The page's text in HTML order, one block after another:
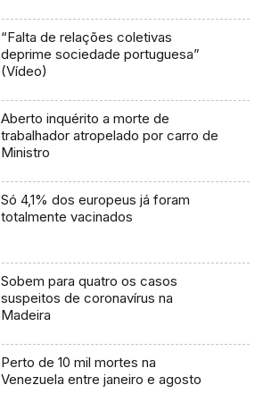
“Falta de relações coletivas
deprime sociedade portuguesa”
(Vídeo)
Aberto inquérito a morte de
trabalhador atropelado por carro de
Ministro
Só 4,1% dos europeus já foram
totalmente vacinados
Sobem para quatro os casos
suspeitos de coronavírus na
Madeira
Perto de 10 mil mortes na
Venezuela entre janeiro e agosto